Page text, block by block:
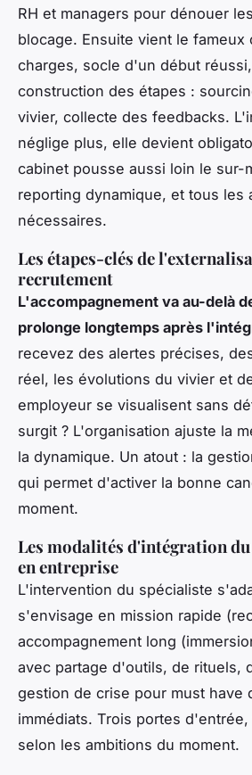
RH et managers pour dénouer
blocage. Ensuite vient le fameux
charges, socle d'un début
construction des étapes :
vivier, collecte des feedbacks.
néglige plus, elle devient
cabinet pousse aussi loin le sur-
reporting dynamique, et tous les
nécessaires.
Les étapes-clés de
recrutement
L'accompagnement va au-delà
prolonge longtemps après
recevez des alertes précises,
réel, les évolutions du vivier et
employeur se visualisent sans
surgit ? L'organisation ajuste la
la dynamique. Un atout : la
qui permet d'activer la bonne
moment.
Les modalités d'intégration
en entreprise
L'intervention du spécialiste
s'envisage en mission rapide
accompagnement long
avec partage d'outils, de rituels,
gestion de crise pour must have
immédiats. Trois portes
selon les ambitions du moment.